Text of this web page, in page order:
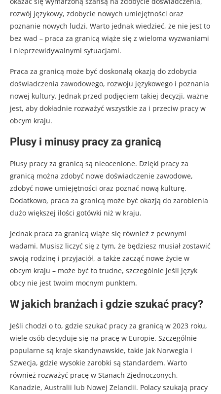
rozwój językowy, zdobycie nowych umiejętności oraz
poznanie nowych ludzi. Warto jednak wiedzieć, że nie jest to
bez wad – praca za granicą wiąże się z wieloma wyzwaniami
i nieprzewidywalnymi sytuacjami.
Praca za granicą może być doskonałą okazją do zdobycia
doświadczenia zawodowego, rozwoju językowego i poznania
nowej kultury. Jednak przed podjęciem takiej decyzji, ważne
jest, aby dokładnie rozważyć wszystkie za i przeciw pracy w
obcym kraju.
Plusy i minusy pracy za granicą
Plusy pracy za granicą są nieocenione. Dzięki pracy za
granicą można zdobyć nowe doświadczenie zawodowe,
zdobyć nowe umiejętności oraz poznać nową kulturę.
Dodatkowo, praca za granicą może być okazją do zarobienia
dużo większej ilości gotówki niż w kraju.
Jednak praca za granicą wiąże się również z pewnymi
wadami. Musisz liczyć się z tym, że będziesz musiał zostawić
swoją rodzinę i przyjaciół, a także zacząć nowe życie w
obcym kraju – może być to trudne, szczególnie jeśli język
obcy nie jest twoim mocnym punktem.
W jakich branżach i gdzie szukać pracy?
Jeśli chodzi o to, gdzie szukać pracy za granicą w 2023 roku,
wiele osób decyduje się na pracę w Europie. Szczególnie
popularne są kraje skandynawskie, takie jak Norwegia i
Szwecja, gdzie wysokie zarobki są standardem. Warto
również rozważyć pracę w Stanach Zjednoczonych,
Kanadzie, Australii lub Nowej Zelandii. Polacy szukają pracy